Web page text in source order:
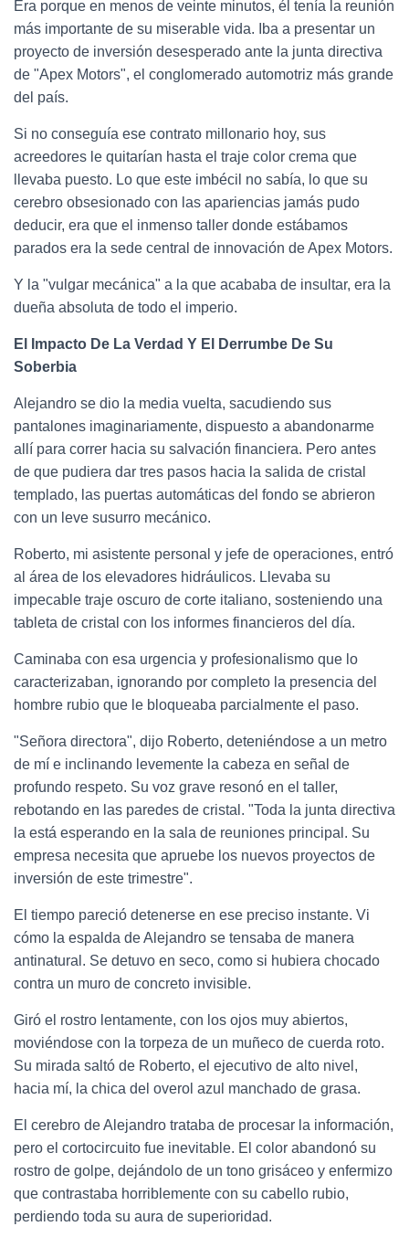
Era porque en menos de veinte minutos, él tenía la reunión
más importante de su miserable vida. Iba a presentar un
proyecto de inversión desesperado ante la junta directiva
de "Apex Motors", el conglomerado automotriz más grande
del país.
Si no conseguía ese contrato millonario hoy, sus
acreedores le quitarían hasta el traje color crema que
llevaba puesto. Lo que este imbécil no sabía, lo que su
cerebro obsesionado con las apariencias jamás pudo
deducir, era que el inmenso taller donde estábamos
parados era la sede central de innovación de Apex Motors.
Y la "vulgar mecánica" a la que acababa de insultar, era la
dueña absoluta de todo el imperio.
El Impacto De La Verdad Y El Derrumbe De Su
Soberbia
Alejandro se dio la media vuelta, sacudiendo sus
pantalones imaginariamente, dispuesto a abandonarme
allí para correr hacia su salvación financiera. Pero antes
de que pudiera dar tres pasos hacia la salida de cristal
templado, las puertas automáticas del fondo se abrieron
con un leve susurro mecánico.
Roberto, mi asistente personal y jefe de operaciones, entró
al área de los elevadores hidráulicos. Llevaba su
impecable traje oscuro de corte italiano, sosteniendo una
tableta de cristal con los informes financieros del día.
Caminaba con esa urgencia y profesionalismo que lo
caracterizaban, ignorando por completo la presencia del
hombre rubio que le bloqueaba parcialmente el paso.
"Señora directora", dijo Roberto, deteniéndose a un metro
de mí e inclinando levemente la cabeza en señal de
profundo respeto. Su voz grave resonó en el taller,
rebotando en las paredes de cristal. "Toda la junta directiva
la está esperando en la sala de reuniones principal. Su
empresa necesita que apruebe los nuevos proyectos de
inversión de este trimestre".
El tiempo pareció detenerse en ese preciso instante. Vi
cómo la espalda de Alejandro se tensaba de manera
antinatural. Se detuvo en seco, como si hubiera chocado
contra un muro de concreto invisible.
Giró el rostro lentamente, con los ojos muy abiertos,
moviéndose con la torpeza de un muñeco de cuerda roto.
Su mirada saltó de Roberto, el ejecutivo de alto nivel,
hacia mí, la chica del overol azul manchado de grasa.
El cerebro de Alejandro trataba de procesar la información,
pero el cortocircuito fue inevitable. El color abandonó su
rostro de golpe, dejándolo de un tono grisáceo y enfermizo
que contrastaba horriblemente con su cabello rubio,
perdiendo toda su aura de superioridad.